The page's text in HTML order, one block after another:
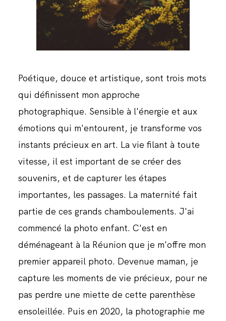
Poétique, douce et artistique, sont trois mots
qui définissent mon approche
photographique. Sensible à l'énergie et aux
émotions qui m'entourent, je transforme vos
instants précieux en art. La vie filant à toute
vitesse, il est important de se créer des
souvenirs, et de capturer les étapes
importantes, les passages. La maternité fait
partie de ces grands chamboulements. J'ai
commencé la photo enfant. C'est en
déménageant à la Réunion que je m'offre mon
premier appareil photo. Devenue maman, je
capture les moments de vie précieux, pour ne
pas perdre une miette de cette parenthèse
ensoleillée. Puis en 2020, la photographie me